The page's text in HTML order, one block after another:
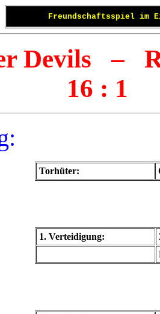
Freundschaftsspiel im
Devils –
16 : 1
Torhüter:
1. Verteidigung: